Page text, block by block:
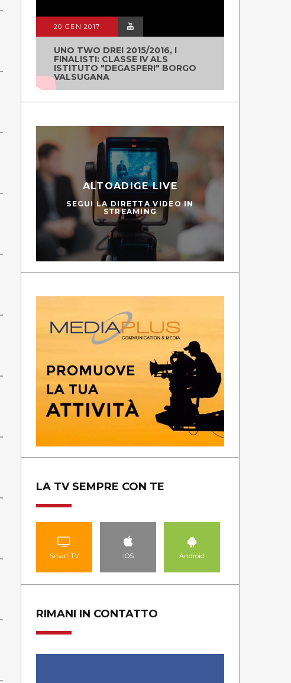
20 GEN 2017
UNO TWO DREI 2015/2016, I
FINALISTI: CLASSE IV ALS
ISTITUTO "DEGASPERI" BORGO
VALSUGANA
ALTOADIGE LIVE
SEGUI LA DIRETTA VIDEO IN
STREAMING
LA TV SEMPRE CON TE
Smart TV IOS Android
RIMANI IN CONTATTO